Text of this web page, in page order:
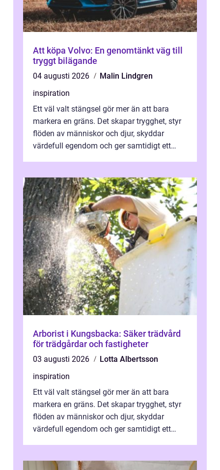
Att köpa Volvo: En genomtänkt väg till
tryggt bilägande
04 augusti 2026
Malin Lindgren
inspiration
Ett väl valt stängsel gör mer än att bara
markera en gräns. Det skapar trygghet, styr
flöden av människor och djur, skyddar
värdefull egendom och ger samtidigt ett
Arborist i Kungsbacka: Säker trädvård
för trädgårdar och fastigheter
03 augusti 2026
Lotta Albertsson
inspiration
Ett väl valt stängsel gör mer än att bara
markera en gräns. Det skapar trygghet, styr
flöden av människor och djur, skyddar
värdefull egendom och ger samtidigt ett